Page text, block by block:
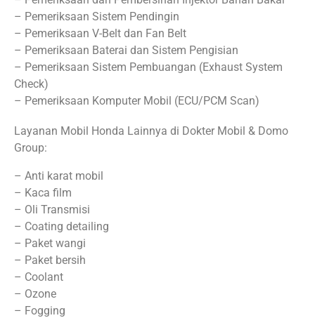
– Pemeriksaan Sistem Pendingin
– Pemeriksaan V-Belt dan Fan Belt
– Pemeriksaan Baterai dan Sistem Pengisian
– Pemeriksaan Sistem Pembuangan (Exhaust System
Check)
– Pemeriksaan Komputer Mobil (ECU/PCM Scan)
Layanan Mobil Honda Lainnya di Dokter Mobil & Domo
Group:
– Anti karat mobil
– Kaca film
– Oli Transmisi
– Coating detailing
– Paket wangi
– Paket bersih
– Coolant
– Ozone
– Fogging